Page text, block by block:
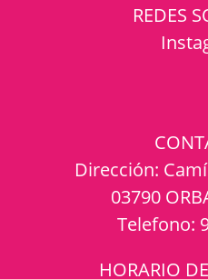
REDES
Dirección:
03790
Telefono:
HORARIO